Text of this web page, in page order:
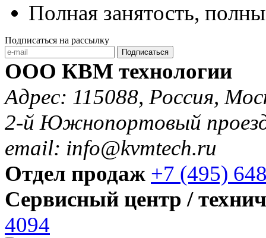
Полная занятость,
Подписаться на рассылку
Подписаться
ООО КВМ технологии
Адрес: 115088, Россия,
2-й Южнопортовый
email: info@kvmtech.ru
Отдел продаж +7 (495)
Сервисный центр /
4094